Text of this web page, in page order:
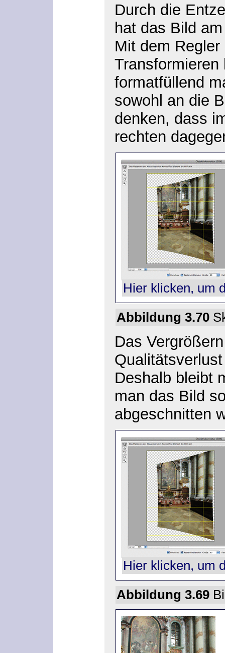
Durch die
hat das Bild
Mit dem Regler
Transformieren
formatfüllend
sowohl an die
denken, dass
rechten
Hier klicken, um
Abbildung 3.70
Das
Deshalb bleibt
man das Bild
abgeschnitten
Hier klicken, um
Abbildung 3.69